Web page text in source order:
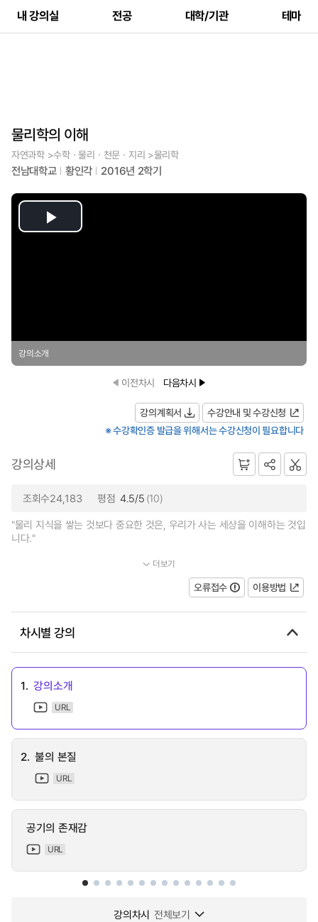
내 강의실 전공 대학/기관 테마
물리학의 이해
자연과학 >수학ㆍ물리ㆍ천문ㆍ지리 >물리학
전남대학교 황인각 2016년 2학기
Play
강의소개
이전차시 다음차시
강의계획서
수강안내 및 수강신청
※ 수강확인증 발급을 위해서는 수강신청이 필요합니다
강의상세
조회수24,183 평점 4.5/5 (10)
"물리 지식을 쌓는 것보다 중요한 것은, 우리가 사는 세상을 이해하는 것입
니다."
까다롭고 난해한 이론 대신, 주변 사물로부터 자연의 근본 원리...
더보기
오류접수 이용방법
차시별 강의
1. 강의소개
URL
2. 불의 본질
URL
공기의 존재감
URL
강의차시 전체보기